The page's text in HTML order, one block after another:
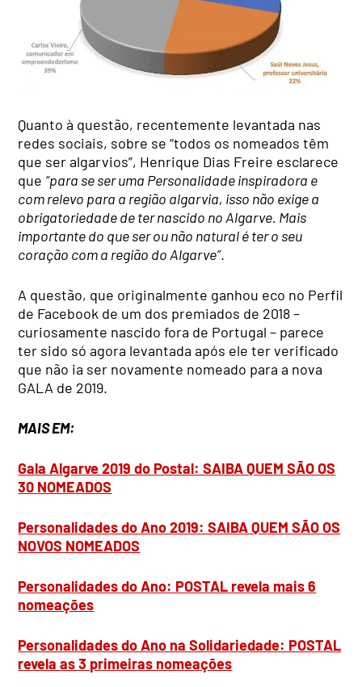
Quanto à questão, recentemente levantada nas
redes sociais, sobre se “todos os nomeados têm
que ser algarvios”, Henrique Dias Freire esclarece
que “para se ser uma Personalidade inspiradora e
com relevo para a região algarvia, isso não exige a
obrigatoriedade de ter nascido no Algarve. Mais
importante do que ser ou não natural é ter o seu
coração com a região do Algarve”.
A questão, que originalmente ganhou eco no Perfil
de Facebook de um dos premiados de 2018 –
curiosamente nascido fora de Portugal – parece
ter sido só agora levantada após ele ter verificado
que não ia ser novamente nomeado para a nova
GALA de 2019.
MAIS EM:
Gala Algarve 2019 do Postal: SAIBA QUEM SÃO OS
30 NOMEADOS
Personalidades do Ano 2019: SAIBA QUEM SÃO OS
NOVOS NOMEADOS
Personalidades do Ano: POSTAL revela mais 6
nomeações
Personalidades do Ano na Solidariedade: POSTAL
revela as 3 primeiras nomeações